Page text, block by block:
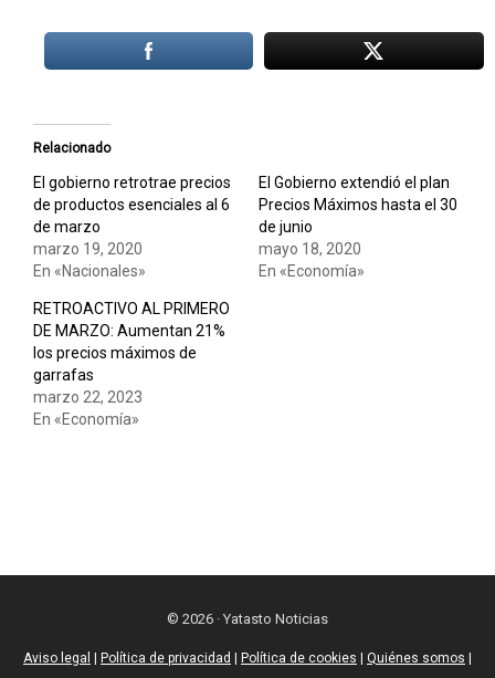
Relacionado
El gobierno retrotrae precios
de productos esenciales al 6
de marzo
marzo 19, 2020
En «Nacionales»
El Gobierno extendió el plan
Precios Máximos hasta el 30
de junio
mayo 18, 2020
En «Economía»
RETROACTIVO AL PRIMERO
DE MARZO: Aumentan 21%
los precios máximos de
garrafas
marzo 22, 2023
En «Economía»
© 2026 · Yatasto Noticias
Aviso legal Política de privacidad Política de cookies Quiénes somos